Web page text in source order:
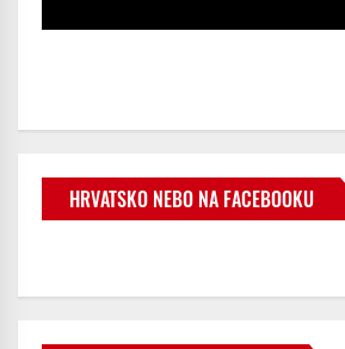
HRVATSKO NEBO NA FACEBOOKU